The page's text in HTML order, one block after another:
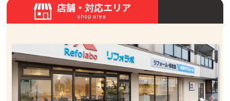
店舗・対応エリア
shop area